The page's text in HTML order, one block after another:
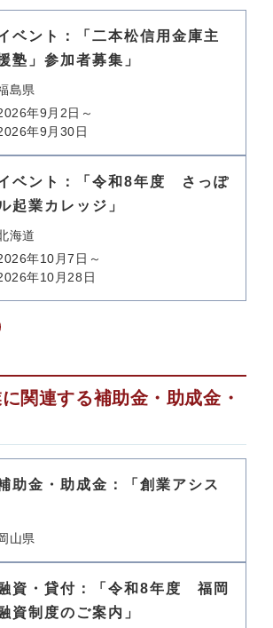
ベント：「二本松信用金庫主
塾」参加者募集」
島県
年9月2日～
年9月30日
ベント：「令和8年度 さっぽ
起業カレッジ」
海道
年10月7日～
年10月28日
関連する補助金・助成金・
助金・助成金：「創業アシス
山県
融資・貸付：「令和8年度 福岡
資制度のご案内」